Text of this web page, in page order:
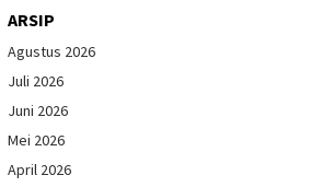
ARSIP
Agustus 2026
Juli 2026
Juni 2026
Mei 2026
April 2026